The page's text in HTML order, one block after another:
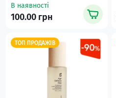
В наявності
100.00 грн
ТОП ПРОДАЖІВ